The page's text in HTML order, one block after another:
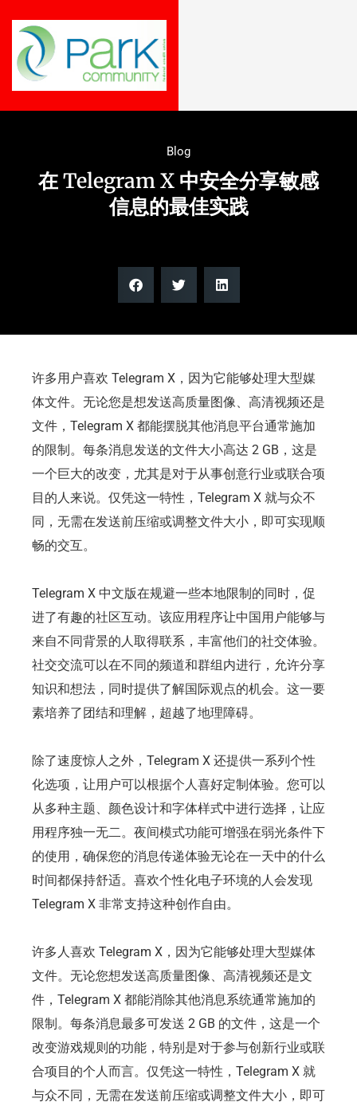
Blog
在 Telegram X 中安全分享敏感
信息的最佳实践
许多用户喜欢 Telegram X，因为它能够处理大型媒
体文件。无论您是想发送高质量图像、高清视频还是
文件，Telegram X 都能摆脱其他消息平台通常施加
的限制。每条消息发送的文件大小高达 2 GB，这是
一个巨大的改变，尤其是对于从事创意行业或联合项
目的人来说。仅凭这一特性，Telegram X 就与众不
同，无需在发送前压缩或调整文件大小，即可实现顺
畅的交互。
Telegram X 中文版在规避一些本地限制的同时，促
进了有趣的社区互动。该应用程序让中国用户能够与
来自不同背景的人取得联系，丰富他们的社交体验。
社交交流可以在不同的频道和群组内进行，允许分享
知识和想法，同时提供了解国际观点的机会。这一要
素培养了团结和理解，超越了地理障碍。
除了速度惊人之外，Telegram X 还提供一系列个性
化选项，让用户可以根据个人喜好定制体验。您可以
从多种主题、颜色设计和字体样式中进行选择，让应
用程序独一无二。夜间模式功能可增强在弱光条件下
的使用，确保您的消息传递体验无论在一天中的什么
时间都保持舒适。喜欢个性化电子环境的人会发现
Telegram X 非常支持这种创作自由。
许多人喜欢 Telegram X，因为它能够处理大型媒体
文件。无论您想发送高质量图像、高清视频还是文
件，Telegram X 都能消除其他消息系统通常施加的
限制。每条消息最多可发送 2 GB 的文件，这是一个
改变游戏规则的功能，特别是对于参与创新行业或联
合项目的个人而言。仅凭这一特性，Telegram X 就
与众不同，无需在发送前压缩或调整文件大小，即可